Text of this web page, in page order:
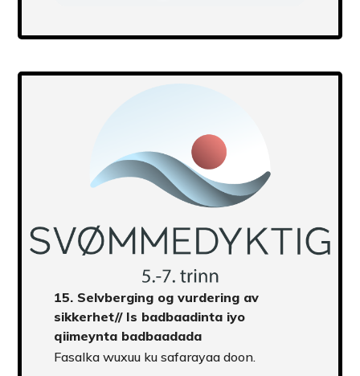
15. Selvberging og vurdering av
sikkerhet// Is badbaadinta iyo
qiimeynta badbaadada
Fasalka wuxuu ku safarayaa doon.